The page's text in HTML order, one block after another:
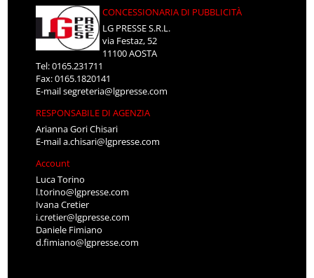
CONCESSIONARIA DI PUBBLICITÀ
LG PRESSE S.R.L.
via Festaz, 52
11100 AOSTA
Tel: 0165.231711
Fax: 0165.1820141
E-mailsegreteria@lgpresse.com
RESPONSABILE DI AGENZIA
Arianna Gori Chisari
E-maila.chisari@lgpresse.com
Account
Luca Torino
l.torino@lgpresse.com
Ivana Cretier
i.cretier@lgpresse.com
Daniele Fimiano
d.fimiano@lgpresse.com